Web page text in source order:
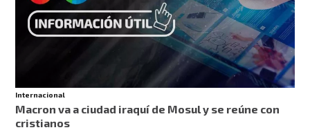
Internacional
Macron va a ciudad iraquí de Mosul y se reúne con
cristianos